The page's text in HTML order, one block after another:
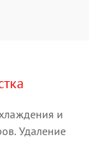
и
Удаление